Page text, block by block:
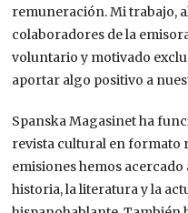
remuneración. Mi trabajo,
colaboradores de la
voluntario y motivado
aportar algo positivo a
Spanska Magasinet ha
revista cultural en formato
emisiones hemos acercado
historia, la literatura y la